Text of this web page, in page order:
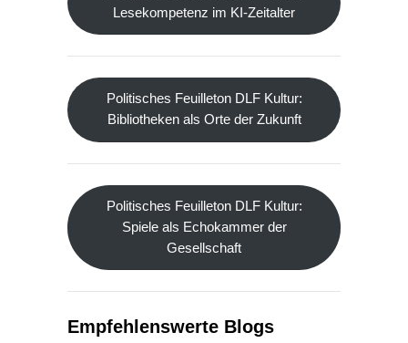
Lesekompetenz im KI-Zeitalter
Politisches Feuilleton DLF Kultur:
Bibliotheken als Orte der Zukunft
Politisches Feuilleton DLF Kultur:
Spiele als Echokammer der
Gesellschaft
Empfehlenswerte Blogs